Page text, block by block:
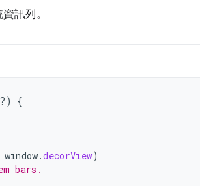
訊列。
{
window.decorView)
bars.